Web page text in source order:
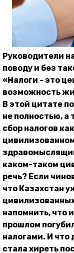
Руководители
поводу и без
«Налоги - это
возможность
В этой цитате
не полностью, а
сбор налогов
каком-таком
речь? Если
что Казахстан
напомнить, что
прошлом
налогами. И
стала хиреть